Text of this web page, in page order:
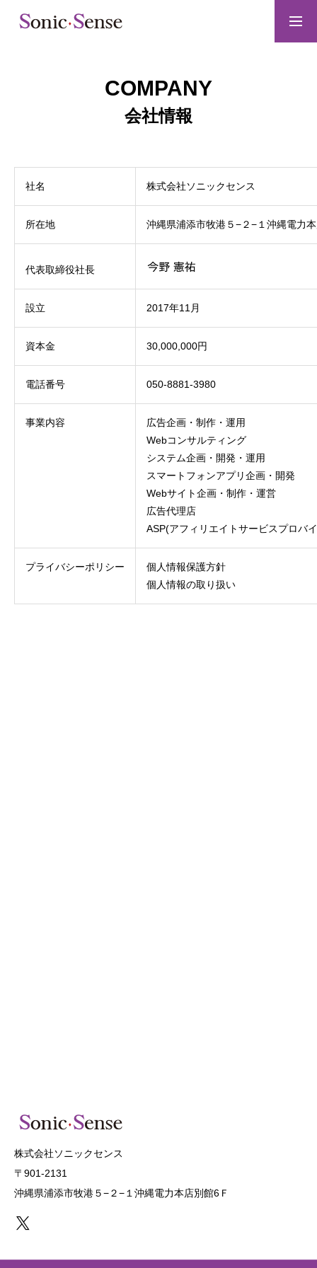
WORKS
CONTACT
COMPANY
PRIVACY POLICY
COMPANY
会社情報
社名 株式会社ソニックセンス
所在地 沖縄県浦添市牧港５−２−１沖縄電力
代表取締役社長
設立 2017年11月
資本金 30,000,000円
電話番号 050-8881-3980
事業内容
広告企画・制作・運用
Webコンサルティング
システム企画・開発・運用
スマートフォンアプリ企画・開発
Webサイト企画・制作・運営
広告代理店
ASP(アフィリエイトサービスプロバ
プライバシーポリシー
個人情報保護方針
個人情報の取り扱い
株式会社ソニックセンス
〒901-2131
沖縄県浦添市牧港５−２−１沖縄電力本店別館6Ｆ